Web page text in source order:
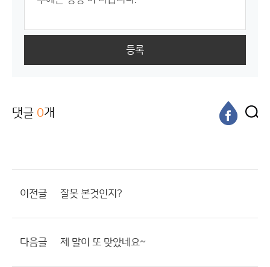
등록
댓글 0개
이전글 잘못 본것인지?
다음글 제 말이 또 맞았네요~